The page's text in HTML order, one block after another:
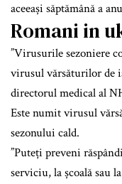
aceeași săptămână a
Romani in
”Virusurile sezoniere
virusul vărsăturilor de
directorul medical al
Este numit virusul
sezonului cald.
”Puteți preveni
serviciu, la școală sau